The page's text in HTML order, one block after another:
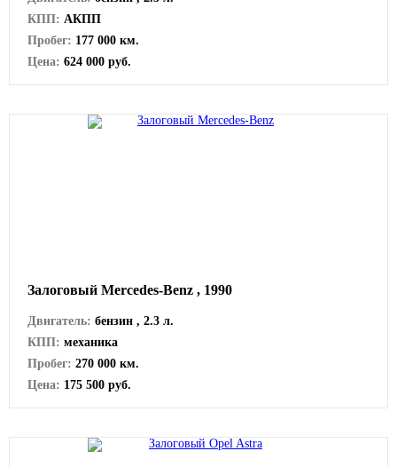
КПП: АКПП
Пробег: 177 000 км.
Цена: 624 000 руб.
Залоговый Mercedes-Benz , 1990
Двигатель: бензин , 2.3 л.
КПП: механика
Пробег: 270 000 км.
Цена: 175 500 руб.